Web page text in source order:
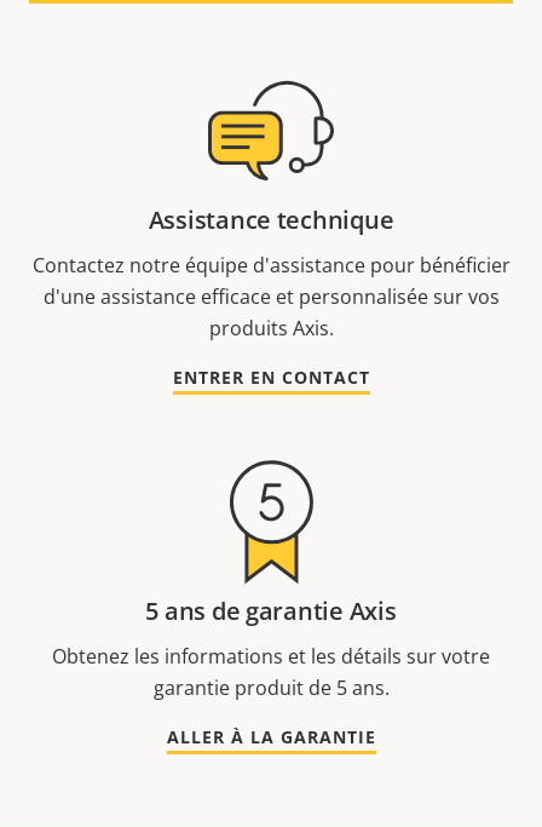
Assistance technique
Contactez notre équipe d'assistance pour bénéficier
d'une assistance efficace et personnalisée sur vos
produits Axis.
ENTRER EN CONTACT
5 ans de garantie Axis
Obtenez les informations et les détails sur votre
garantie produit de 5 ans.
ALLER À LA GARANTIE